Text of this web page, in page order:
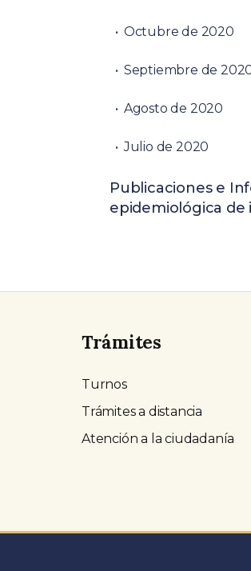
Octubre de 2020
Septiembre de
Agosto de 2020
Julio de 2020
Publicaciones e
epidemiológica de
Trámites
Turnos
Trámites a distancia
Atención a la ciudadanía